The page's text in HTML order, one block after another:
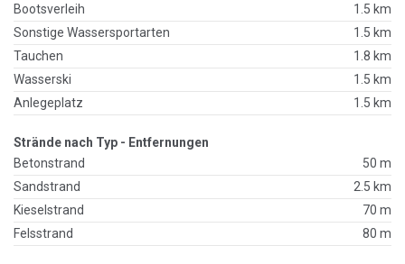
Bootsverleih
1.5 km
Sonstige Wassersportarten
1.5 km
Tauchen
1.8 km
Wasserski
1.5 km
Anlegeplatz
1.5 km
Strände nach Typ - Entfernungen
Betonstrand
50 m
Sandstrand
2.5 km
Kieselstrand
70 m
Felsstrand
80 m